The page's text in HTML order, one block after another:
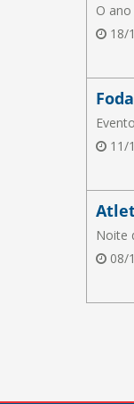
O
18/
11/
Noite
08/